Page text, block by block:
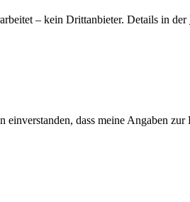
– kein Drittanbieter. Details in der
einverstanden, dass meine Angaben